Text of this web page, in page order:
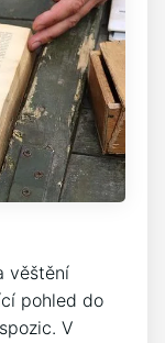
věštění
pohled do
V